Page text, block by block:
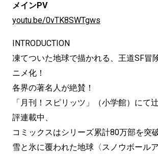
メインPV
youtu.be/0vTK8SWTgws
INTRODUCTION
凍てついた地球で描かれる、王道SF冒
ニメ化！
各界の著名人が絶賛！
「月刊！スピリッツ」（小学館）にて
評連載中、
コミックスはシリーズ累計80万部を突
雪と氷に覆われた地球〈スノウボール